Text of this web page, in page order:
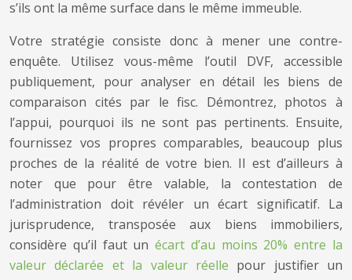
s’ils ont la même surface dans le même immeuble.
Votre stratégie consiste donc à mener une contre-
enquête. Utilisez vous-même l’outil DVF, accessible
publiquement, pour analyser en détail les biens de
comparaison cités par le fisc. Démontrez, photos à
l’appui, pourquoi ils ne sont pas pertinents. Ensuite,
fournissez vos propres comparables, beaucoup plus
proches de la réalité de votre bien. Il est d’ailleurs à
noter que pour être valable, la contestation de
l’administration doit révéler un écart significatif. La
jurisprudence, transposée aux biens immobiliers,
considère qu’il faut unécart d’au moins 20% entre la
valeur déclarée et la valeur réelle pour justifier un